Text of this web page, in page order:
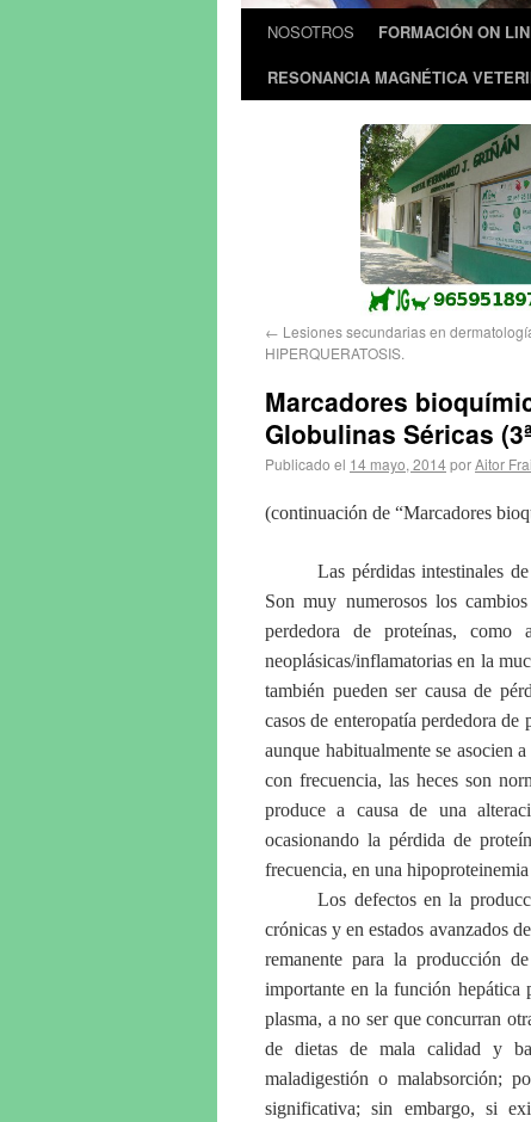
NOSOTROS FORMACIÓN ON
RESONANCIA MAGNÉTICA
← Lesiones secundarias en
HIPERQUERATOSIS.
Marcadores
Globulinas Séricas
Publicado el 14 mayo, 2014porAitor
(continuación de “Marcadores
Las pérdidas intestinales
Son muy numerosos los
perdedora de proteínas, como
neoplásicas/inflamatorias en la
también pueden ser causa de
casos de enteropatía perdedora
aunque habitualmente se asocien
con frecuencia, las heces son
produce a causa de una
ocasionando la pérdida de
frecuencia, en una
Los defectos en la
crónicas y en estados avanzados
remanente para la producción
importante en la función hepática
plasma, a no ser que concurran
de dietas de mala calidad y
maladigestión o malabsorción;
significativa; sin embargo, si